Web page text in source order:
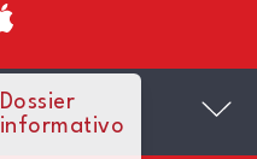
Dossier
informativo